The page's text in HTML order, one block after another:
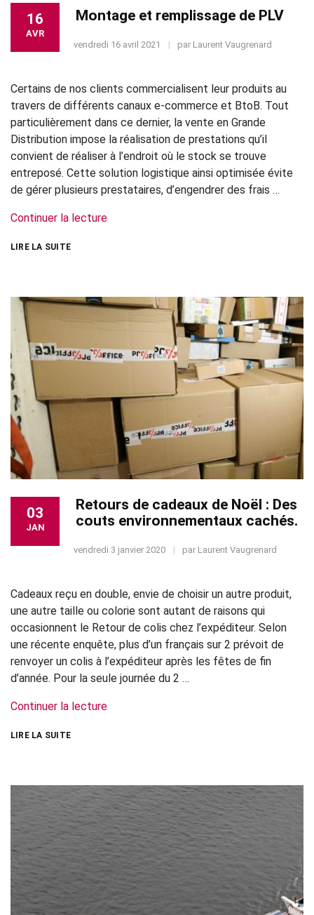
16
AVR
Montage et remplissage de PLV
vendredi 16 avril 2021 par Laurent Vaugrenard
Certains de nos clients commercialisent leur produits au
travers de différents canaux e-commerce et BtoB. Tout
particulièrement dans ce dernier, la vente en Grande
Distribution impose la réalisation de prestations qu’il
convient de réaliser à l’endroit où le stock se trouve
entreposé. Cette solution logistique ainsi optimisée évite
de gérer plusieurs prestataires, d’engendrer des frais …
Continuer la lecture
LIRE LA SUITE
03
JAN
Retours de cadeaux de Noël : Des
couts environnementaux cachés.
vendredi 3 janvier 2020 par Laurent Vaugrenard
Cadeaux reçu en double, envie de choisir un autre produit,
une autre taille ou colorie sont autant de raisons qui
occasionnent le Retour de colis chez l’expéditeur. Selon
une récente enquête, plus d’un français sur 2 prévoit de
renvoyer un colis à l’expéditeur après les fêtes de fin
d’année. Pour la seule journée du 2 …
Continuer la lecture
LIRE LA SUITE